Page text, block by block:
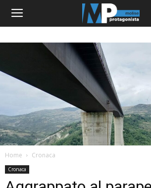
Home Cronaca
Cronaca